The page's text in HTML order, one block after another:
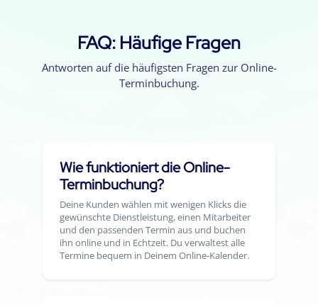
FAQ: Häufige Fragen
Antworten auf die häufigsten Fragen zur Online-
Terminbuchung.
Wie funktioniert die Online-
Terminbuchung?
Deine Kunden wählen mit wenigen Klicks die
gewünschte Dienstleistung, einen Mitarbeiter
und den passenden Termin aus und buchen
ihn online und in Echtzeit. Du verwaltest alle
Termine bequem in Deinem Online-Kalender.